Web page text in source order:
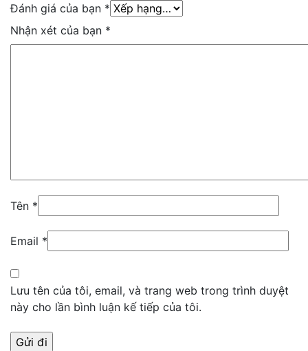
Đánh giá của bạn *
Nhận xét của bạn *
Tên *
Email *
Lưu tên của tôi, email, và trang web trong trình duyệt
này cho lần bình luận kế tiếp của tôi.